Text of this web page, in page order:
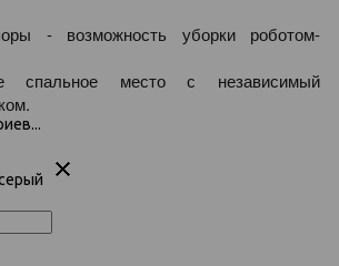
- возможность уборки роботом-
спальное место с независимый